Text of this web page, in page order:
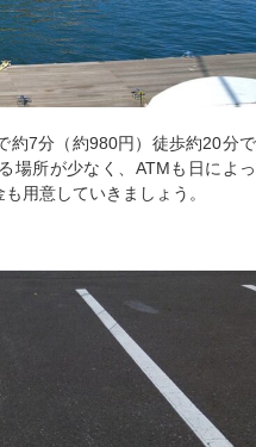
約7分（約980円）徒歩約20分で
場所が少なく、ATMも日によっ
用意していきましょう。